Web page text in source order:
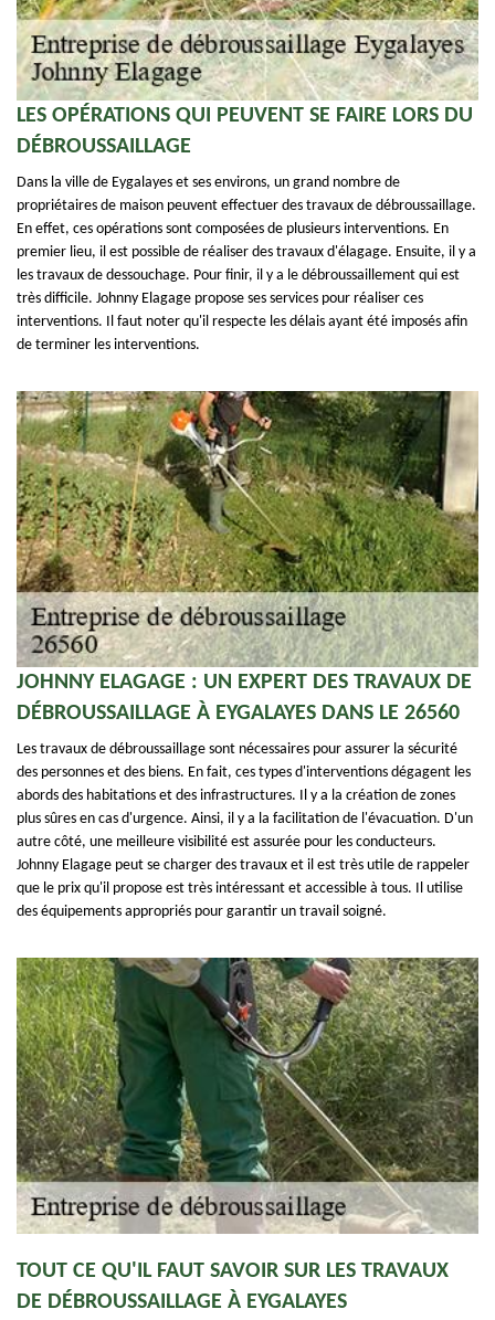
LES OPÉRATIONS QUI PEUVENT SE FAIRE LORS DU
DÉBROUSSAILLAGE
Dans la ville de Eygalayes et ses environs, un grand nombre de
propriétaires de maison peuvent effectuer des travaux de débroussaillage.
En effet, ces opérations sont composées de plusieurs interventions. En
premier lieu, il est possible de réaliser des travaux d'élagage. Ensuite, il y a
les travaux de dessouchage. Pour finir, il y a le débroussaillement qui est
très difficile. Johnny Elagage propose ses services pour réaliser ces
interventions. Il faut noter qu'il respecte les délais ayant été imposés afin
de terminer les interventions.
JOHNNY ELAGAGE : UN EXPERT DES TRAVAUX DE
DÉBROUSSAILLAGE À EYGALAYES DANS LE 26560
Les travaux de débroussaillage sont nécessaires pour assurer la sécurité
des personnes et des biens. En fait, ces types d'interventions dégagent les
abords des habitations et des infrastructures. Il y a la création de zones
plus sûres en cas d'urgence. Ainsi, il y a la facilitation de l'évacuation. D'un
autre côté, une meilleure visibilité est assurée pour les conducteurs.
Johnny Elagage peut se charger des travaux et il est très utile de rappeler
que le prix qu'il propose est très intéressant et accessible à tous. Il utilise
des équipements appropriés pour garantir un travail soigné.
TOUT CE QU'IL FAUT SAVOIR SUR LES TRAVAUX
DE DÉBROUSSAILLAGE À EYGALAYES